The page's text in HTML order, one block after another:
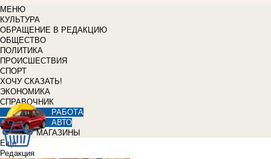
МЕНЮ
КУЛЬТУРА
ОБРАЩЕНИЕ В РЕДАКЦИЮ
ОБЩЕСТВО
ПОЛИТИКА
ПРОИСШЕСТВИЯ
СПОРТ
ХОЧУ СКАЗАТЬ!
ЭКОНОМИКА
СПРАВОЧНИК
РАБОТА
АВТО
МАГАЗИНЫ
Еще
Редакция